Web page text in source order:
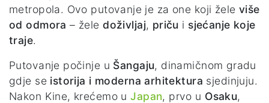
metropola. Ovo putovanje je za one koji žele više
od odmora – želedoživljaj, priču i sjećanje koje
traje.
Putovanje počinje u Šangaju, dinamičnom gradu
gdje se istorija i moderna arhitektura sjedinjuju.
Nakon Kine, krećemo uJapan, prvo u Osaku,